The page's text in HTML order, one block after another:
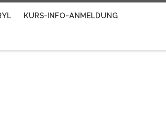
KURS-INFO-ANMELDUNG